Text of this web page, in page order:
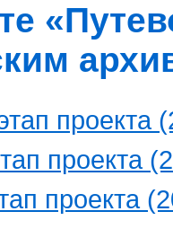
проекта
проекта
проекта